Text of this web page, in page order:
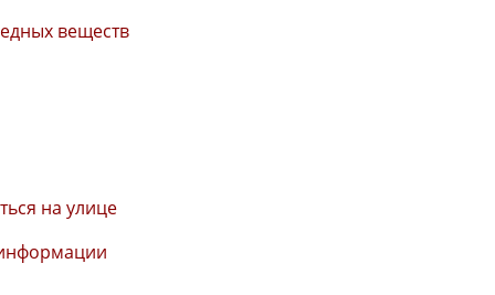
веществ
на улице